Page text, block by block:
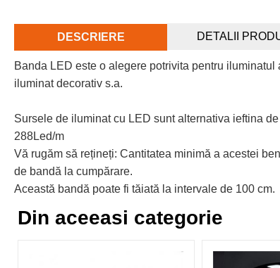
DESCRIERE DETALII
Banda LED este o alegere potrivita pentru
iluminat decorativ s.a.
Sursele de iluminat cu LED sunt alternativa ieftina
288Led/m
Vă rugăm să rețineți: Cantitatea minimă a acestei
de bandă la cumpărare.
Această bandă poate fi tăiată la intervale de 100 cm.
Din aceeasi categorie